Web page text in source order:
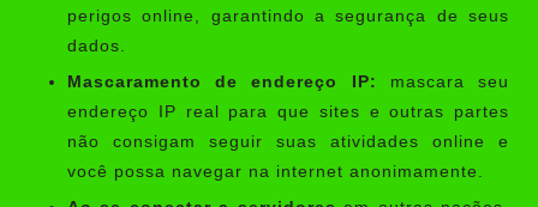
perigos online, garantindo a segurança de seus
dados.
Mascaramento de endereço IP:
mascara seu
endereço IP real para que sites e outras partes
não consigam seguir suas atividades online e
você possa navegar na internet anonimamente.